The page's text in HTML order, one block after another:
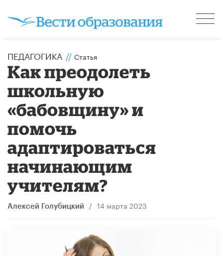
ПЕДАГОГИКА // Статья
Как преодолеть
школьную
«бабовщину» и
помочь
адаптироваться
начинающим
учителям?
Алексей Голубицкий / 14 марта 2023